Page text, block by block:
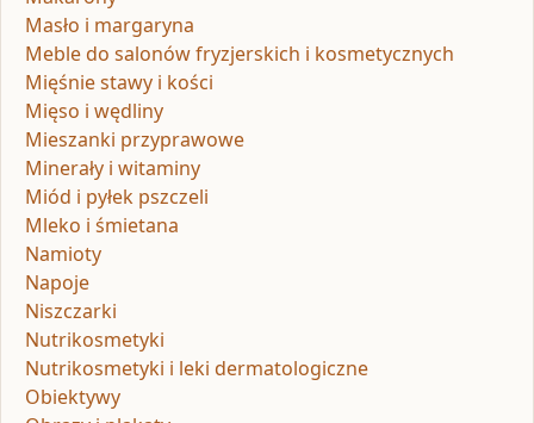
Masło i margaryna
Meble do salonów fryzjerskich i kosmetycznych
Mięśnie stawy i kości
Mięso i wędliny
Mieszanki przyprawowe
Minerały i witaminy
Miód i pyłek pszczeli
Mleko i śmietana
Namioty
Napoje
Niszczarki
Nutrikosmetyki
Nutrikosmetyki i leki dermatologiczne
Obiektywy